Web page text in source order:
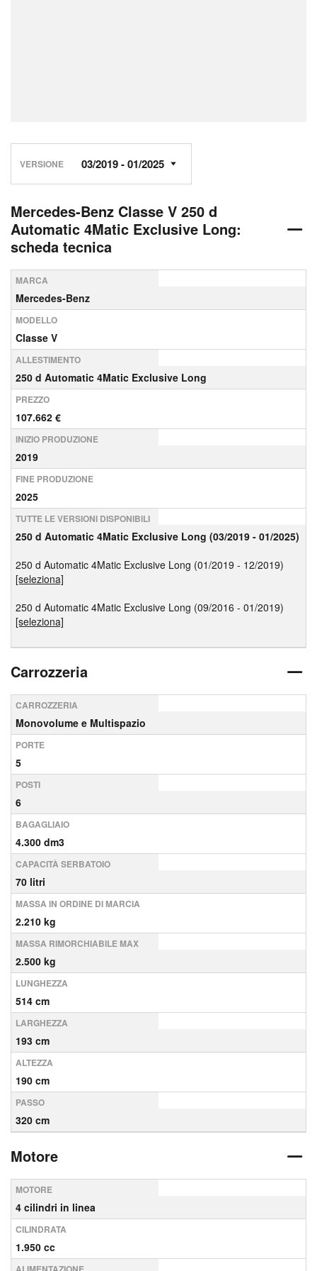
VERSIONE
Mercedes-Benz Classe V 250 d
Automatic 4Matic Exclusive Long:
scheda tecnica
MARCA
Mercedes-Benz
MODELLO
Classe V
ALLESTIMENTO
250 d Automatic 4Matic Exclusive Long
PREZZO
107.662 €
INIZIO PRODUZIONE
2019
FINE PRODUZIONE
2025
TUTTE LE VERSIONI DISPONIBILI
250 d Automatic 4Matic Exclusive Long (03/2019 - 01/2025)
250 d Automatic 4Matic Exclusive Long (01/2019 - 12/2019)
[seleziona]
250 d Automatic 4Matic Exclusive Long (09/2016 - 01/2019)
[seleziona]
Carrozzeria
CARROZZERIA
Monovolume e Multispazio
PORTE
5
POSTI
6
BAGAGLIAIO
4.300 dm3
CAPACITÀ SERBATOIO
70 litri
MASSA IN ORDINE DI MARCIA
2.210 kg
MASSA RIMORCHIABILE MAX
2.500 kg
LUNGHEZZA
514 cm
LARGHEZZA
193 cm
ALTEZZA
190 cm
PASSO
320 cm
Motore
MOTORE
4 cilindri in linea
CILINDRATA
1.950 cc